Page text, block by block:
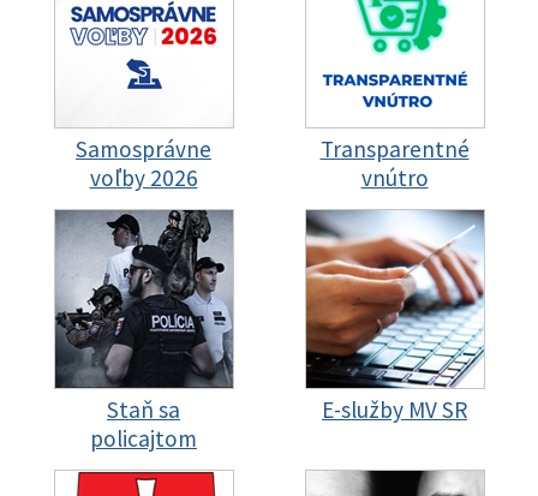
Samosprávne
voľby 2026
Transparentné
vnútro
Staň sa
policajtom
E-služby MV SR